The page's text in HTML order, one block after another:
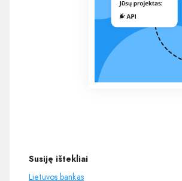
Susiję ištekliai
Lietuvos bankas